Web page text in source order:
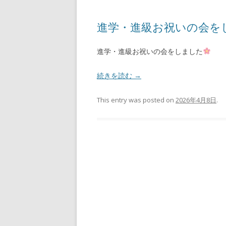
進学・進級お祝いの会を
進学・進級お祝いの会をしました
続きを読む →
This entry was posted on 2026年4月8日.